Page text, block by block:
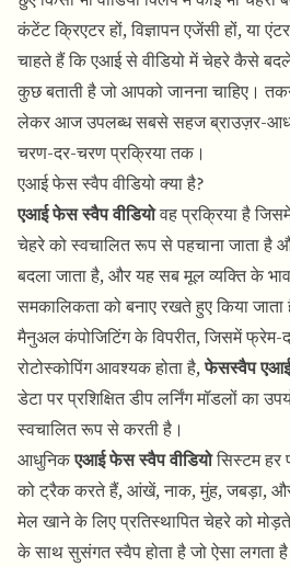
कंटेंट क्रिएटर हों, विज्ञापन एजेंसी हों, या
चाहते हैं कि एआई से वीडियो में चेहरे कैसे
कुछ बताती है जो आपको जानना चाहिए।
लेकर आज उपलब्ध सबसे सहज ब्राउज़र-
चरण-दर-चरण प्रक्रिया तक।
एआई फेस स्वैप वीडियो क्या है?
एआई फेस स्वैप वीडियोवह प्रक्रिया है
चेहरे को स्वचालित रूप से पहचाना जाता
बदला जाता है, और यह सब मूल व्यक्ति के
समकालिकता को बनाए रखते हुए किया
मैनुअल कंपोजिटिंग के विपरीत, जिसमें फ्रेम-
रोटोस्कोपिंग आवश्यक होता है,फेसस्वैप एआई
डेटा पर प्रशिक्षित डीप लर्निंग मॉडलों का
स्वचालित रूप से करती है।
आधुनिकएआई फेस स्वैप वीडियोसिस्टम हर
को ट्रैक करते हैं, आंखें, नाक, मुंह, जबड़ा,
मेल खाने के लिए प्रतिस्थापित चेहरे को
के साथ सुसंगत स्वैप होता है जो ऐसा लगता